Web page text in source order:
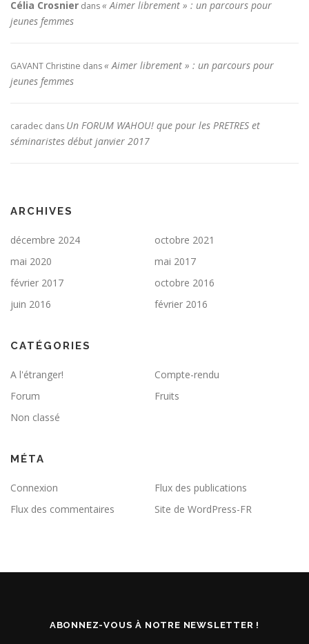
Célia Crosnier dans« Aimer librement » : un parcours pour
jeunes femmes
GAVANT Christine dans« Aimer librement » : un parcours pour
jeunes femmes
caradec dans Un FORUM WAHOU! que pour les PRETRES et
séminaristes début janvier 2017
ARCHIVES
décembre 2024
octobre 2021
mai 2020
mai 2017
février 2017
octobre 2016
juin 2016
février 2016
CATÉGORIES
A l'étranger!
Compte-rendu
Forum
Fruits
Non classé
MÉTA
Connexion
Flux des publications
Flux des commentaires
Site de WordPress-FR
ABONNEZ-VOUS À NOTRE NEWSLETTER !